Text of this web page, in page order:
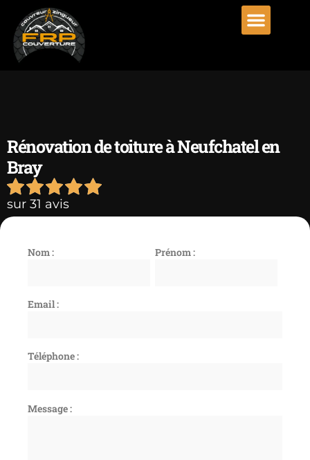
Rénovation de toiture à Neufchatel en
Bray
sur 31 avis
Nom : Prénom :
Email :
Téléphone :
Message :